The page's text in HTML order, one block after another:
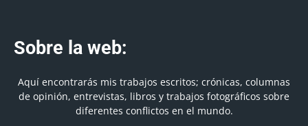
Sobre la web:
Aquí encontrarás mis trabajos escritos; crónicas, columnas
de opinión, entrevistas, libros y trabajos fotográficos sobre
diferentes conflictos en el mundo.